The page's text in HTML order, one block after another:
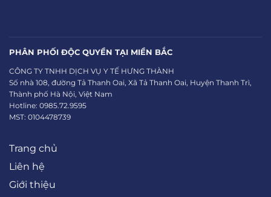
PHÂN PHỐI ĐỘC QUYỀN TẠI MIỀN BẮC
CÔNG TY TNHH DỊCH VỤ Y TẾ HƯNG THÀNH
Số nhà 108, đường Tả Thanh Oai, Xã Tả Thanh Oai, Huyện Thanh Trì,
Thành phố Hà Nội, Việt Nam
Hotline: 0985.72.9595
MST: 0104478739
Trang chủ
Liên hệ
Giới thiệu